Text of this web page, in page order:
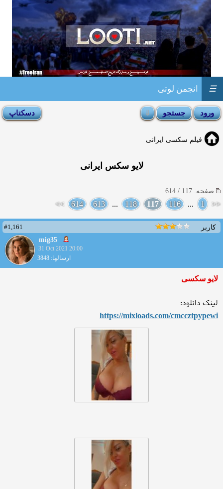
انجمن لوتی ☰
فیلم سکسی ایرانی
لایو سکس ایرانی
صفحه: 117 / 614
<<
1
...
116
117
118
...
613
614
>>
کاربر
#1,161
mig35
31 Oct 2021 20:00
ارسالها: 3848
لایو سکسی
لینک دانلود:
https://mixloads.com/cmccztpypewi